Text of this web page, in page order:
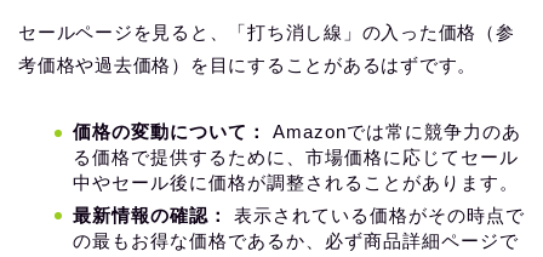
セールページを見ると、「打ち消し線」の入った価格（参
考価格や過去価格）を目にすることがあるはずです。
価格の変動について：
Amazonでは常に競争力のあ
る価格で提供するために、市場価格に応じてセール
中やセール後に価格が調整されることがあります。
最新情報の確認：
表示されている価格がその時点で
の最もお得な価格であるか、必ず商品詳細ページで